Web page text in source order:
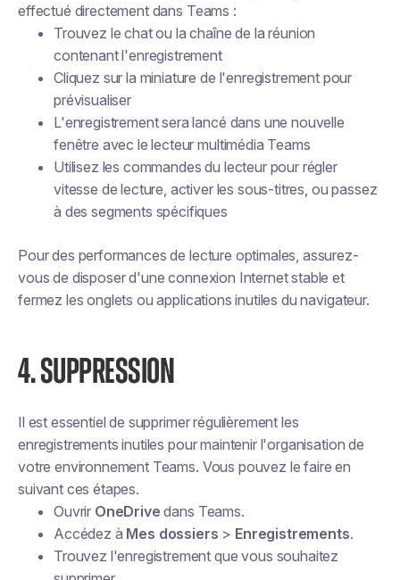
effectué directement dans Teams :
Trouvez le chat ou la chaîne de la réunion
contenant l'enregistrement
Cliquez sur la miniature de l'enregistrement pour
prévisualiser
L'enregistrement sera lancé dans une nouvelle
fenêtre avec le lecteur multimédia Teams
Utilisez les commandes du lecteur pour régler
vitesse de lecture activer les sous-titres , ou passez
à des segments spécifiques
Pour des performances de lecture optimales, assurez-
vous de disposer d'une connexion Internet stable et
fermez les onglets ou applications inutiles du navigateur.
4. SUPPRESSION
Il est essentiel de supprimer régulièrement les
enregistrements inutiles pour maintenir l'organisation de
votre environnement Teams. Vous pouvez le faire en
suivant ces étapes.
Ouvrir OneDrive dans Teams.
Accédez à Mes dossiers > Enregistrements.
Trouvez l'enregistrement que vous souhaitez